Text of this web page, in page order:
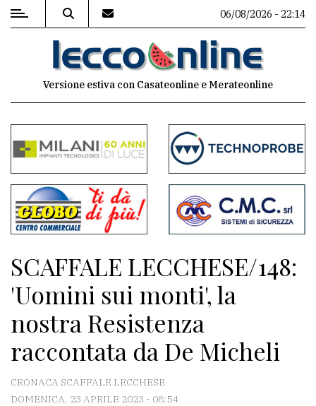
MENU
commenti
Contenuti
del
sito
Meteo
CONTATTI
La
Scrivici
06/08/2026 - 22:14
Versione estiva con Casateonline e Merateonline
SCAFFALE LECCHESE/148:
'Uomini sui monti', la
nostra Resistenza
raccontata da De Micheli
CRONACA SCAFFALE LECCHESE
DOMENICA, 23 APRILE 2023 - 08:54